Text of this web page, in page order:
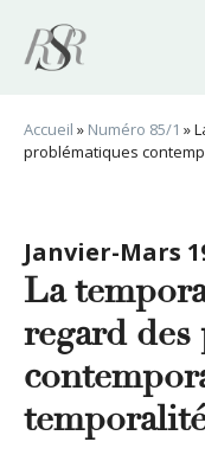
contenu
Accueil » Numéro 85/1 »
problématiques
Janvier-Mars
La
regard